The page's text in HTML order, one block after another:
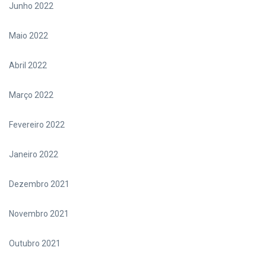
Junho 2022
Maio 2022
Abril 2022
Março 2022
Fevereiro 2022
Janeiro 2022
Dezembro 2021
Novembro 2021
Outubro 2021